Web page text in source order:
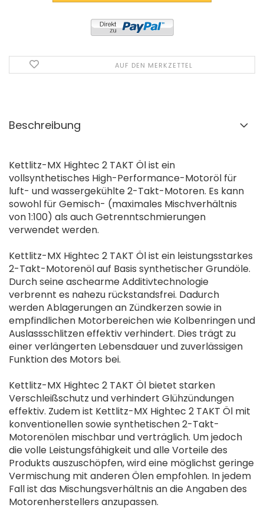
AUF DEN MERKZETTEL
Beschreibung
Kettlitz-MX Hightec 2 TAKT Öl ist ein
vollsynthetisches High-Performance-Motoröl für
luft- und wassergekühlte 2-Takt-Motoren. Es kann
sowohl für Gemisch- (maximales Mischverhältnis
von 1:100) als auch Getrenntschmierungen
verwendet werden.
Kettlitz-MX Hightec 2 TAKT Öl ist ein leistungsstarkes
2-Takt-Motorenöl auf Basis synthetischer Grundöle.
Durch seine aschearme Additivtechnologie
verbrennt es nahezu rückstandsfrei. Dadurch
werden Ablagerungen an Zündkerzen sowie in
empfindlichen Motorbereichen wie Kolbenringen und
Auslassschlitzen effektiv verhindert. Dies trägt zu
einer verlängerten Lebensdauer und zuverlässigen
Funktion des Motors bei.
Kettlitz-MX Hightec 2 TAKT Öl bietet starken
Verschleißschutz und verhindert Glühzündungen
effektiv. Zudem ist Kettlitz-MX Hightec 2 TAKT Öl mit
konventionellen sowie synthetischen 2-Takt-
Motorenölen mischbar und verträglich. Um jedoch
die volle Leistungsfähigkeit und alle Vorteile des
Produkts auszuschöpfen, wird eine möglichst geringe
Vermischung mit anderen Ölen empfohlen. In jedem
Fall ist das Mischungsverhältnis an die Angaben des
Motorenherstellers anzupassen.